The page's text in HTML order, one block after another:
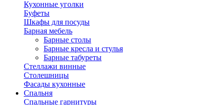
Кухонные уголки
Буфеты
Шкафы для посуды
Барная мебель
Барные столы
Барные кресла и стулья
Барные табуреты
Стеллажи винные
Столешницы
Фасады кухонные
Спальня
Спальные гарнитуры